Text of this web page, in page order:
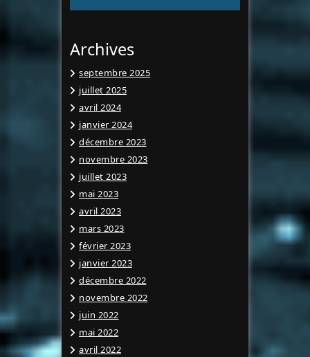
Archives
septembre 2025
juillet 2025
avril 2024
janvier 2024
décembre 2023
novembre 2023
juillet 2023
mai 2023
avril 2023
mars 2023
février 2023
janvier 2023
décembre 2022
novembre 2022
juin 2022
mai 2022
avril 2022